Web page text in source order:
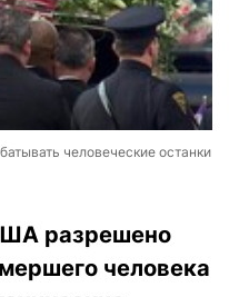
человеческие останки
разрешено
человека